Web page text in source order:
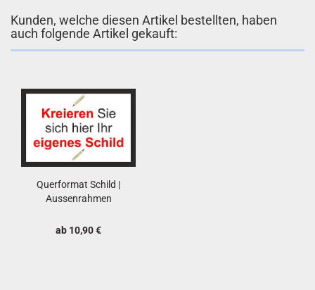
Kunden, welche diesen Artikel bestellten, haben
auch folgende Artikel gekauft:
Querformat Schild |
Aussenrahmen
ab 10,90 €